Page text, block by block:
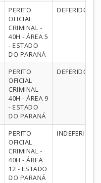
PERITO
OFICIAL
CRIMINAL -
40H - ÁREA 5
- ESTADO
DO PARANÁ
DEFERIDO
PERITO
OFICIAL
CRIMINAL -
40H - ÁREA 9
- ESTADO
DO PARANÁ
DEFERIDO
PERITO
OFICIAL
CRIMINAL -
40H - ÁREA
12 - ESTADO
DO PARANÁ
INDEFERIDO